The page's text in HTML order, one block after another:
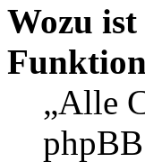
Wozu ist
„Alle